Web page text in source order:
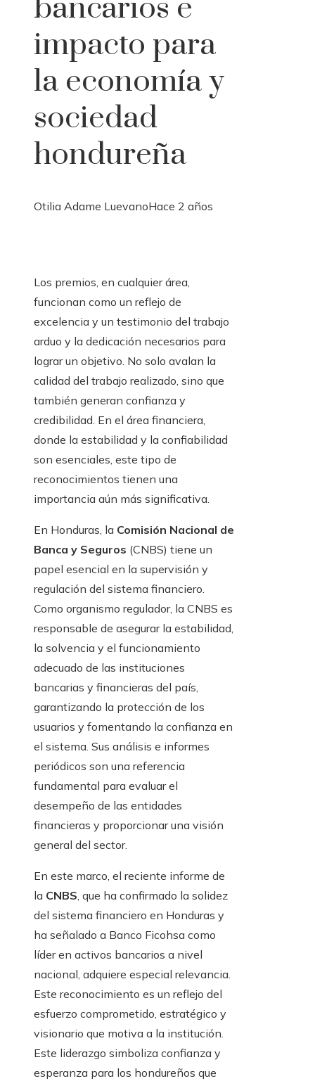
bancarios e
impacto para
la economía y
sociedad
hondureña
Otilia Adame LuevanoHace 2 años
Los premios, en cualquier área,
funcionan como un reflejo de
excelencia y un testimonio del trabajo
arduo y la dedicación necesarios para
lograr un objetivo. No solo avalan la
calidad del trabajo realizado, sino que
también generan confianza y
credibilidad. En el área financiera,
donde la estabilidad y la confiabilidad
son esenciales, este tipo de
reconocimientos tienen una
importancia aún más significativa.
En Honduras, la Comisión Nacional de
Banca y Seguros (CNBS) tiene un
papel esencial en la supervisión y
regulación del sistema financiero.
Como organismo regulador, la CNBS es
responsable de asegurar la estabilidad,
la solvencia y el funcionamiento
adecuado de las instituciones
bancarias y financieras del país,
garantizando la protección de los
usuarios y fomentando la confianza en
el sistema. Sus análisis e informes
periódicos son una referencia
fundamental para evaluar el
desempeño de las entidades
financieras y proporcionar una visión
general del sector.
En este marco, el reciente informe de
la CNBS, que ha confirmado la solidez
del sistema financiero en Honduras y
ha señalado a Banco Ficohsa como
líder en activos bancarios a nivel
nacional, adquiere especial relevancia.
Este reconocimiento es un reflejo del
esfuerzo comprometido, estratégico y
visionario que motiva a la institución.
Este liderazgo simboliza confianza y
esperanza para los hondureños que